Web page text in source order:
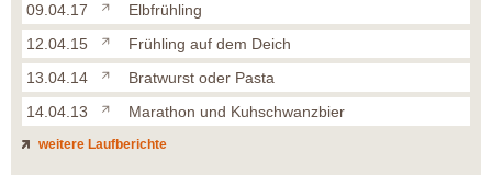
09.04.17
Elbfrühling
12.04.15
Frühling auf dem Deich
13.04.14
Bratwurst oder Pasta
14.04.13
Marathon und Kuhschwanzbier
weitere Laufberichte